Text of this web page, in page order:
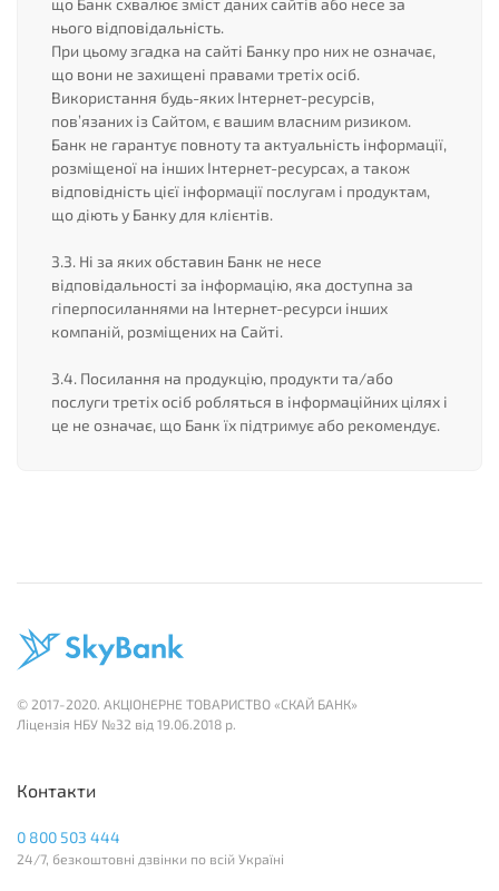
що Банк схвалює зміст даних сайтів або несе за
нього відповідальність.
При цьому згадка на сайті Банку про них не означає,
що вони не захищені правами третіх осіб.
Використання будь-яких Інтернет-ресурсів,
пов’язаних із Сайтом, є вашим власним ризиком.
Банк не гарантує повноту та актуальність інформації,
розміщеної на інших Інтернет-ресурсах, а також
відповідність цієї інформації послугам і продуктам,
що діють у Банку для клієнтів.
3.3. Ні за яких обставин Банк не несе
відповідальності за інформацію, яка доступна за
гіперпосиланнями на Інтернет-ресурси інших
компаній, розміщених на Сайті.
3.4. Посилання на продукцію, продукти та/або
послуги третіх осіб робляться в інформаційних цілях і
це не означає, що Банк їх підтримує або рекомендує.
© 2017-2020. АКЦІОНЕРНЕ ТОВАРИСТВО «СКАЙ БАНК»
Лiцензія НБУ №32 вiд 19.06.2018 р.
Контакти
0 800 503 444
24/7, безкоштовні дзвінки по всій Україні